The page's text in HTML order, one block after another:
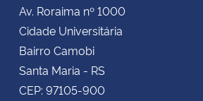
Av. Roraima nº 1000
Cidade Universitária
Bairro Camobi
Santa Maria - RS
CEP: 97105-900